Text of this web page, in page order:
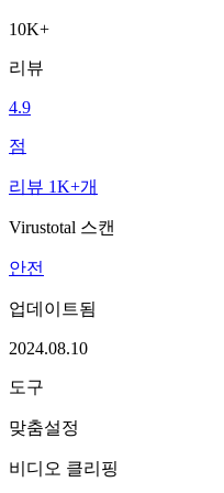
10K+
리뷰
4.9
점
리뷰 1K+개
Virustotal 스캔
안전
업데이트됨
2024.08.10
도구
맞춤설정
비디오 클리핑